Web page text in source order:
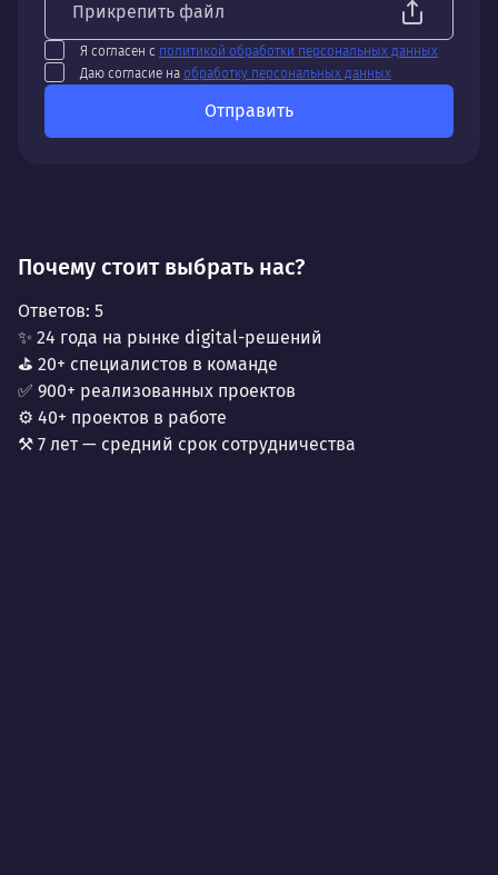
Прикрепить файл
Я согласен с политикой обработки персональных данных
Даю согласие на обработку персональных данных
Отправить
Почему стоит выбрать нас?
Ответов: 5
✨ 24 года на рынке digital-решений
⛳ 20+ специалистов в команде
✅ 900+ реализованных проектов
⚙️ 40+ проектов в работе
⚒️ 7 лет — средний срок сотрудничества